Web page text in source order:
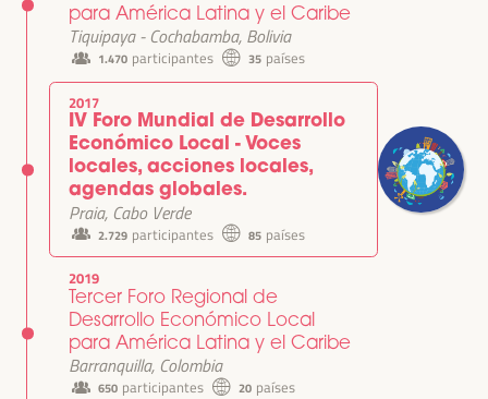
para América Latina y el Caribe
Tiquipaya - Cochabamba, Bolivia
1.470 participantes 35 países
2017
IV Foro Mundial de Desarrollo
Económico Local - Voces
locales, acciones locales,
agendas globales.
Praia, Cabo Verde
2.729 participantes 85 países
2019
Tercer Foro Regional de
Desarrollo Económico Local
para América Latina y el Caribe
Barranquilla, Colombia
650 participantes 20 países